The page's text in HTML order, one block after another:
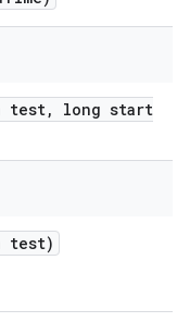
test,
long start
test)